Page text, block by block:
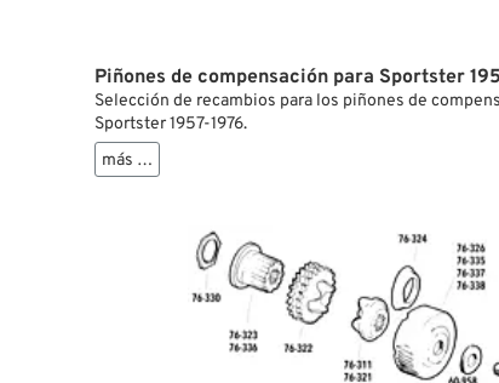
Piñones de compensación para Sportster
Selección de recambios para los piñones de
Sportster 1957-1976.
más …